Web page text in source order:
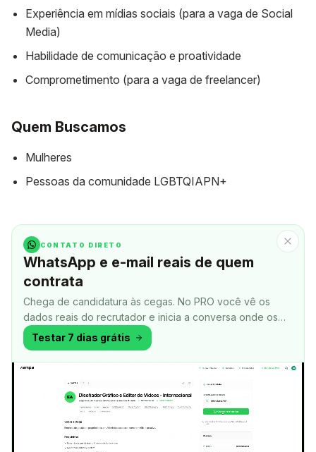
Experiência em mídias sociais (para a vaga de Social
Media)
Habilidade de comunicação e proatividade
Comprometimento (para a vaga de freelancer)
Quem Buscamos
Mulheres
Pessoas da comunidade LGBTQIAPN+
CONTATO DIRETO
WhatsApp e e-mail reais de quem
contrata
Chega de candidatura às cegas. No PRO você vê os
dados reais do recrutador e inicia a conversa onde os
negócios fecham.
Testar 7 dias grátis